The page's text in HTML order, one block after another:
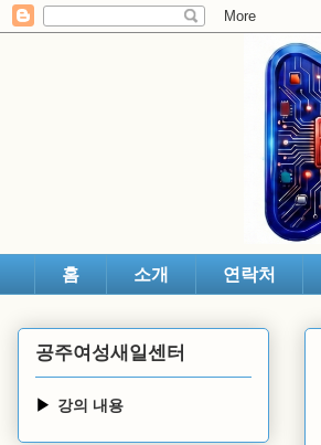
홈 소개 연락처
공주여성새일센터
강의 내용